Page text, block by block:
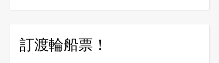
訂渡輪船票！